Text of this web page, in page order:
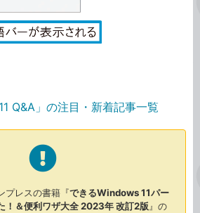
Q&A」の注目・新着記事一覧
プレスの書籍『できるWindows 11パー
！＆便利ワザ大全 2023年 改訂2版』の